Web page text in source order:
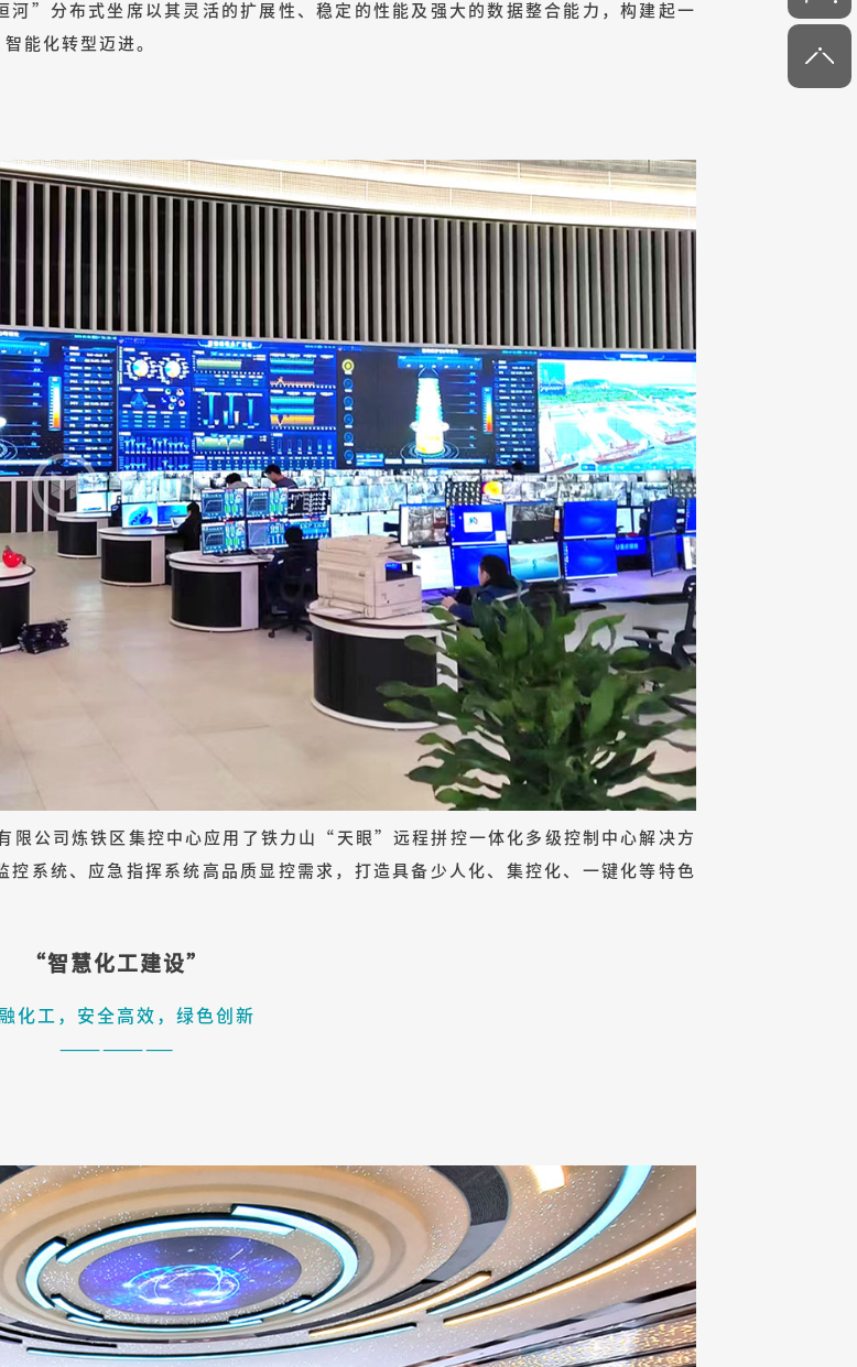
”分布式坐席以其灵活的扩展性、稳定的性能及强大的数据整合能力，构建起一
能化转型迈进。
限公司炼铁区集控中心应用了铁力山“天眼”远程拼控一体化多级控制中心解决方
系统、应急指挥系统高品质显控需求，打造具备少人化、集控化、一键化等特色
“智慧化工建设”
化工，安全高效，绿色创新
————————